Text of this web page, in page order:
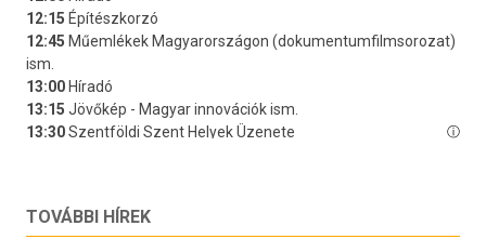
TOVÁBBI HÍREK